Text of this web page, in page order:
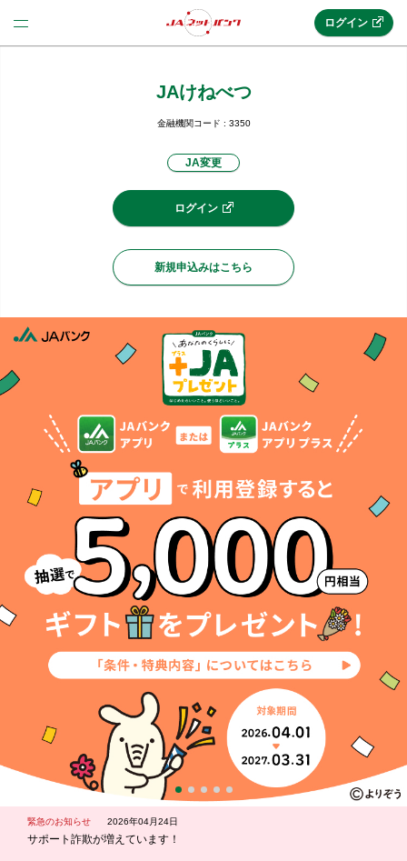
法人のお客様はこちら
新規申込み
JAネットバンクトップ
機能・サービス
セキュリティ
困った時は
ログイン
JAけねべつ
金融機関コード : 3350
JA変更
ログイン
新規申込みはこちら
緊急のお知らせ 2026年04月24日
サポート詐欺が増えています！